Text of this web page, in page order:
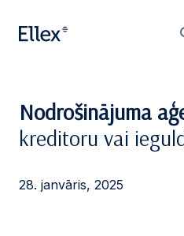
Nodrošinājuma
kreditoru vai
28. janvāris, 2025